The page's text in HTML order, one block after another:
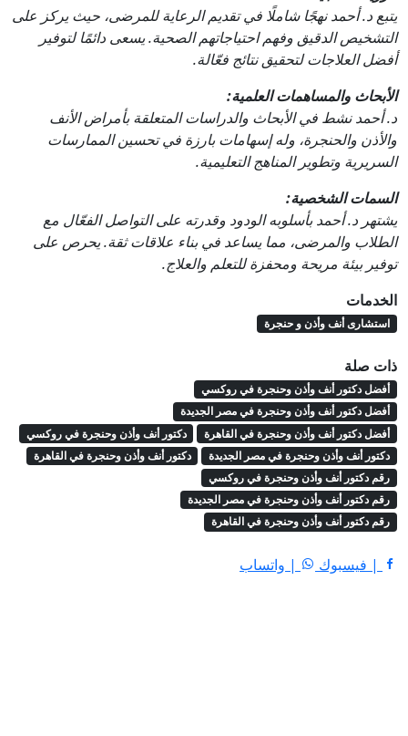
يتبع د. أحمد نهجًا شاملًا في تقديم الرعاية للمرضى، حيث يركز على
التشخيص الدقيق وفهم احتياجاتهم الصحية. يسعى دائمًا لتوفير
أفضل العلاجات لتحقيق نتائج فعّالة.
الأبحاث والمساهمات العلمية:
د. أحمد نشط في الأبحاث والدراسات المتعلقة بأمراض الأنف
والأذن والحنجرة، وله إسهامات بارزة في تحسين الممارسات
السريرية وتطوير المناهج التعليمية.
السمات الشخصية:
يشتهر د. أحمد بأسلوبه الودود وقدرته على التواصل الفعّال مع
الطلاب والمرضى، مما يساعد في بناء علاقات ثقة. يحرص على
توفير بيئة مريحة ومحفزة للتعلم والعلاج.
الخدمات
استشارى أنف وأذن و حنجرة
ذات صلة
أفضل دكتور أنف وأذن وحنجرة في روكسي
أفضل دكتور أنف وأذن وحنجرة في مصر الجديدة
أفضل دكتور أنف وأذن وحنجرة في القاهرة
دكتور أنف وأذن وحنجرة في روكسي
دكتور أنف وأذن وحنجرة في مصر الجديدة
دكتور أنف وأذن وحنجرة في القاهرة
رقم دكتور أنف وأذن وحنجرة في روكسي
رقم دكتور أنف وأذن وحنجرة في مصر الجديدة
رقم دكتور أنف وأذن وحنجرة في القاهرة
| فيسبوك | واتساب